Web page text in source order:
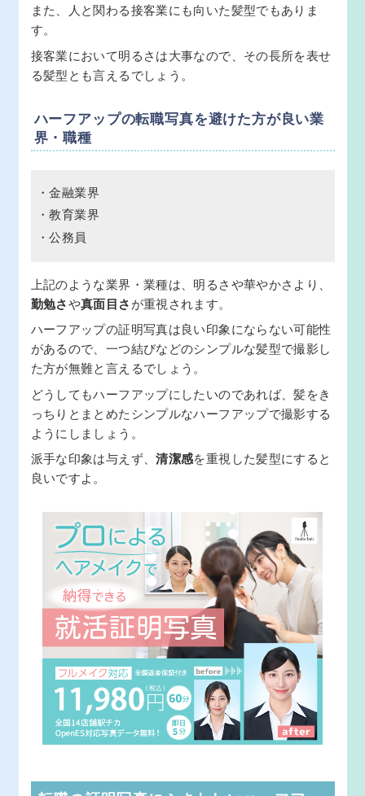
また、人と関わる接客業にも向いた髪型でもありま
す。
接客業において明るさは大事なので、その長所を表せ
る髪型とも言えるでしょう。
ハーフアップの転職写真を避けた方が良い業
界・職種
・金融業界
・教育業界
・公務員
上記のような業界・業種は、明るさや華やかさより、
勤勉さや真面目さが重視されます。
ハーフアップの証明写真は良い印象にならない可能性
があるので、一つ結びなどのシンプルな髪型で撮影し
た方が無難と言えるでしょう。
どうしてもハーフアップにしたいのであれば、髪をき
っちりとまとめたシンプルなハーフアップで撮影する
ようにしましょう。
派手な印象は与えず、清潔感を重視した髪型にすると
良いですよ。